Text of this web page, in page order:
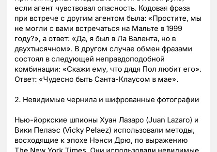
если агент чувствовал опасность. Кодовая фраза
при встрече с другим агентом была: «Простите, мы
не могли с вами встречаться на Мальте в 1999
году?», а ответ: «Да, я был в Ла Валента, но в
двухтысячном». В другом случае обмен фразами
состоял в следующей неправдоподобной
комбинации: «Скажи ему, что дядя Пол любит его».
Ответ: «Чудесно быть Санта-Клаусом в мае».
2. Невидимые чернила и шифрованные фотографии
Нью-йоркские шпионы Хуан Лазаро (Juan Lazaro) и
Вики Пелаэс (Vicky Pelaez) использовали методы,
восходящие к эпохе Нэнси Дрю, по выражению